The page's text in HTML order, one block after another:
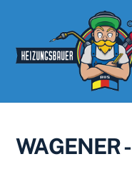
content
WAGENER